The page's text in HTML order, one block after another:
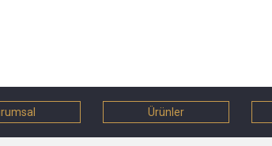
Ürünler